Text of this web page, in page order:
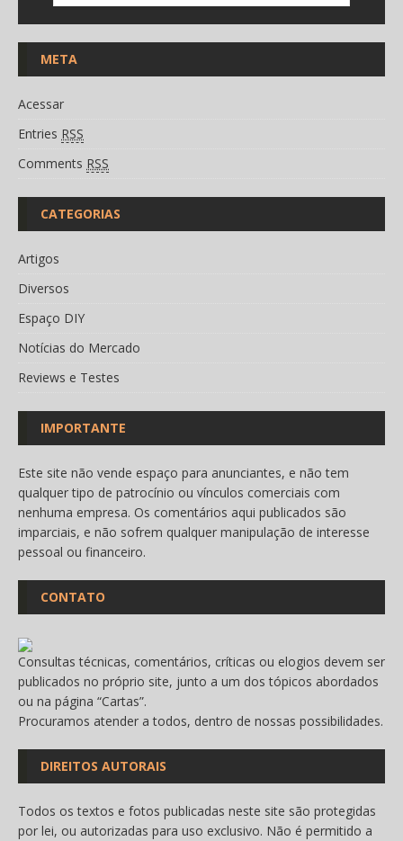
META
Acessar
Entries RSS
Comments RSS
CATEGORIAS
Artigos
Diversos
Espaço DIY
Notícias do Mercado
Reviews e Testes
IMPORTANTE
Este site não vende espaço para anunciantes, e não tem
qualquer tipo de patrocínio ou vínculos comerciais com
nenhuma empresa. Os comentários aqui publicados são
imparciais, e não sofrem qualquer manipulação de interesse
pessoal ou financeiro.
CONTATO
Consultas técnicas, comentários, críticas ou elogios devem ser
publicados no próprio site, junto a um dos tópicos abordados
ou na página “Cartas”.
Procuramos atender a todos, dentro de nossas possibilidades.
DIREITOS AUTORAIS
Todos os textos e fotos publicadas neste site são protegidas
por lei, ou autorizadas para uso exclusivo. Não é permitido a